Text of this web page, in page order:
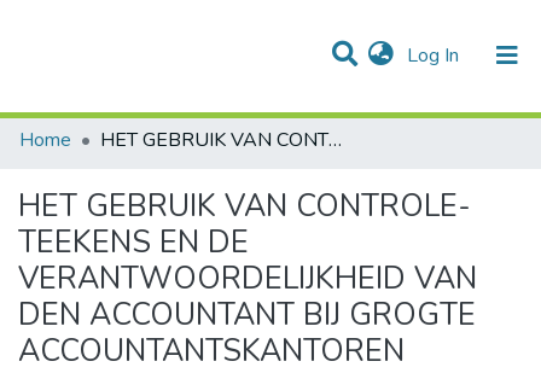
Log In (current)
Statistics
Communities & Collections
Home
HET GEBRUIK VAN CONTROLE-TEEKENS EN DE VERANTWOORDELIJKHEID VAN DEN ACCOUNTANT BIJ GROGTE ACCOUNTANTSKANTOREN
HET GEBRUIK VAN CONTROLE-
TEEKENS EN DE
VERANTWOORDELIJKHEID VAN
DEN ACCOUNTANT BIJ GROGTE
ACCOUNTANTSKANTOREN